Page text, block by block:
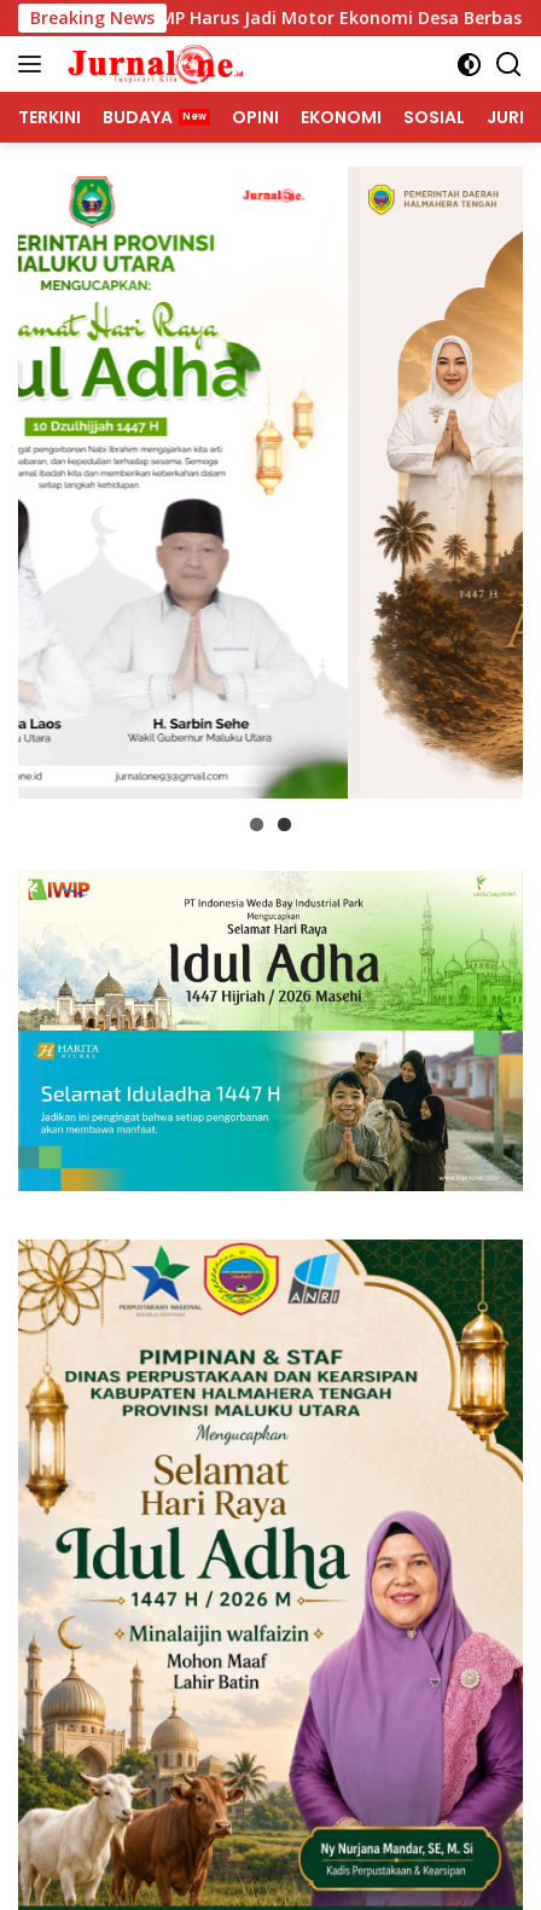
Langsung
ke
konten
Breaking News
Harus Jadi Motor Ekonomi Desa Berbasis Potensi Lokal,
TERKINI BUDAYA OPINI EKONOMI SOSIAL